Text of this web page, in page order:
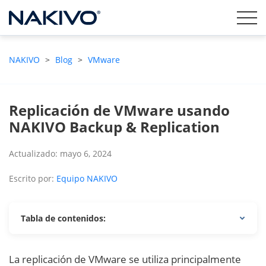
NAKIVO > Blog > VMware
Replicación de VMware usando
NAKIVO Backup & Replication
Actualizado: mayo 6, 2024
Escrito por: Equipo NAKIVO
Tabla de contenidos:
La replicación de VMware se utiliza principalmente